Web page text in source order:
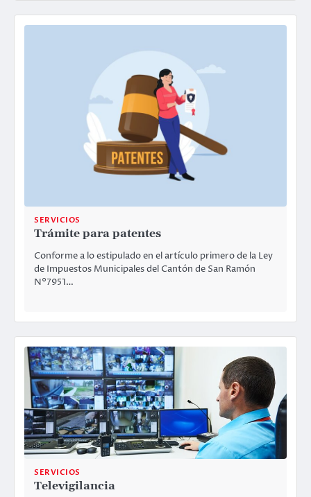
SERVICIOS
Trámite para patentes
Conforme a lo estipulado en el artículo primero de la Ley
de Impuestos Municipales del Cantón de San Ramón
N°7951…
SERVICIOS
Televigilancia